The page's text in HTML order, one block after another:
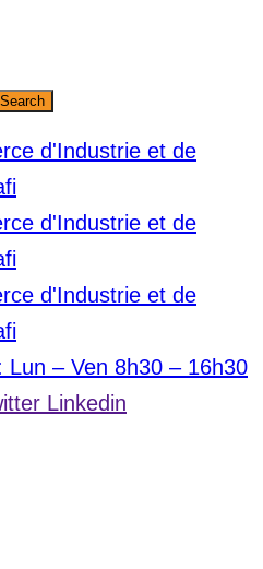
Lun – Ven 8h30 – 16h30
Linkedin